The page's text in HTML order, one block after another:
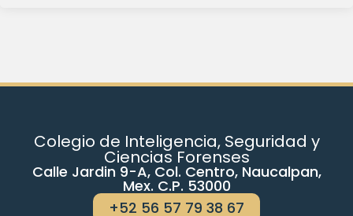
Colegio de Inteligencia, Seguridad y
Ciencias Forenses
Calle Jardin 9-A, Col. Centro, Naucalpan,
Mex. C.P. 53000
+52 56 57 79 38 67